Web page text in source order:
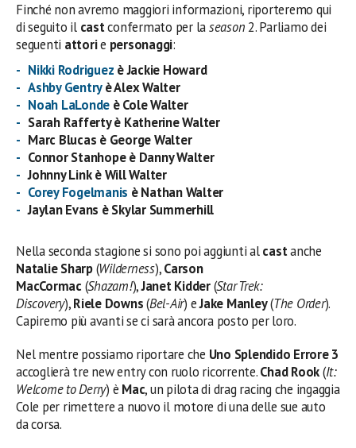
Finché non avremo maggiori informazioni, riporteremo qui
di seguito il castconfermato per laseason2. Parliamo dei
seguenti attorie personaggi:
Nikki Rodriguez è Jackie Howard
Ashby Gentryè Alex Walter
Noah LaLonde è Cole Walter
Sarah Rafferty è Katherine Walter
Marc Blucas è George Walter
Connor Stanhope è Danny Walter
Johnny Link è Will Walter
Corey Fogelmanis è Nathan Walter
Jaylan Evans è Skylar Summerhill
Nella seconda stagione si sono poi aggiunti alcastanche
Natalie Sharp(Wilderness),Carson
MacCormac (Shazam!),Janet Kidder(Star Trek:
Discovery),Riele Downs(Bel-Air) eJake Manley(The Order).
Capiremo più avanti se ci sarà ancora posto per loro.
Nel mentre possiamo riportare che Uno Splendido Errore 3
accoglierà tre new entry con ruolo ricorrente.Chad Rook(It:
Welcome to Derry) è Mac, un pilota di drag racing che ingaggia
Cole per rimettere a nuovo il motore di una delle sue auto
da corsa.